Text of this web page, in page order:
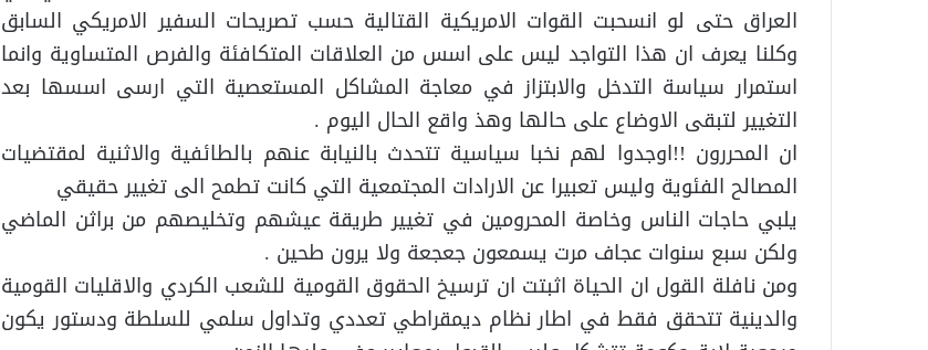
العراق حتى لو انسحبت القوات الامريكية القتالية حسب تصريحات السفير الامريكي السابق
وكلنا يعرف ان هذا التواجد ليس على اسس من العلاقات المتكافئة والفرص المتساوية وانما
استمرار سياسة التدخل والابتزاز في معاجة المشاكل المستعصية التي ارسى اسسها بعد
التغيير لتبقى الاوضاع على حالها وهذ واقع الحال اليوم .
ان المحررون !!اوجدوا لهم نخبا سياسية تتحدث بالنيابة عنهم بالطائفية والاثنية لمقتضيات
المصالح الفئوية وليس تعبيرا عن الارادات المجتمعية التي كانت تطمح الى تغيير حقيقي
يلبي حاجات الناس وخاصة المحرومين في تغيير طريقة عيشهم وتخليصهم من براثن الماضي
ولكن سبع سنوات عجاف مرت يسمعون جعجعة ولا يرون طحين .
ومن نافلة القول ان الحياة اثبتت ان ترسيخ الحقوق القومية للشعب الكردي والاقليات القومية
والدينية تتحقق فقط في اطار نظام ديمقراطي تعددي وتداول سلمي للسلطة ودستور يكون